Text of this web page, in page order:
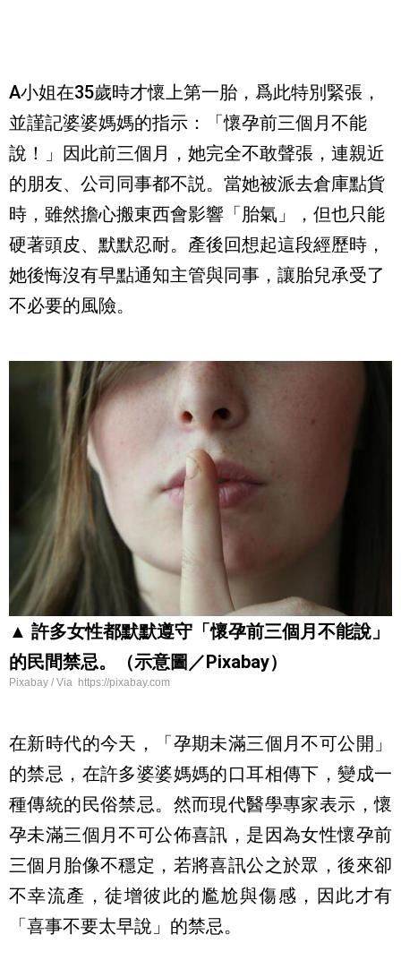
A小姐在35歲時才懷上第一胎，爲此特別緊張，
並謹記婆婆媽媽的指示：「懷孕前三個月不能
說！」因此前三個月，她完全不敢聲張，連親近
的朋友、公司同事都不説。當她被派去倉庫點貨
時，雖然擔心搬東西會影響「胎氣」，但也只能
硬著頭皮、默默忍耐。產後回想起這段經歷時，
她後悔沒有早點通知主管與同事，讓胎兒承受了
不必要的風險。
▲ 許多女性都默默遵守「懷孕前三個月不能說」
的民間禁忌。（示意圖／Pixabay）
Pixabay / Via https://pixabay.com
在新時代的今天，「孕期未滿三個月不可公開」
的禁忌，在許多婆婆媽媽的口耳相傳下，變成一
種傳統的民俗禁忌。然而現代醫學專家表示，懷
孕未滿三個月不可公佈喜訊，是因為女性懷孕前
三個月胎像不穩定，若將喜訊公之於眾，後來卻
不幸流產，徒增彼此的尷尬與傷感，因此才有
「喜事不要太早說」的禁忌。